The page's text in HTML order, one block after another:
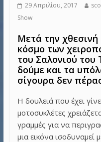
29 Απριλίου, 2017
Show
Μετά την χθεσινή
κόσμο των
του Σαλονιού του
δούμε και τα
σίγουρα δεν
Η δουλειά που έχει
μοτοσυκλέτες
γραμμές για να
μια εικόνα ισοδυναμεί